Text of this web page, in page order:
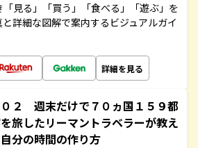
見る」「買う」「食べる」「遊ぶ」を
詳細な図解で案内するビジュアルガイ
詳細を見る
０２ 週末だけで７０ヵ国１５９都
旅したリーマントラベラーが教え
分の時間の作り方